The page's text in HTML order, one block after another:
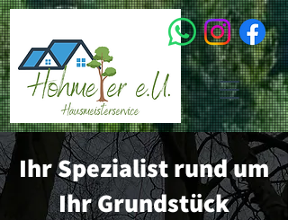
Ihr Spezialist rund um
Ihr Grundstück